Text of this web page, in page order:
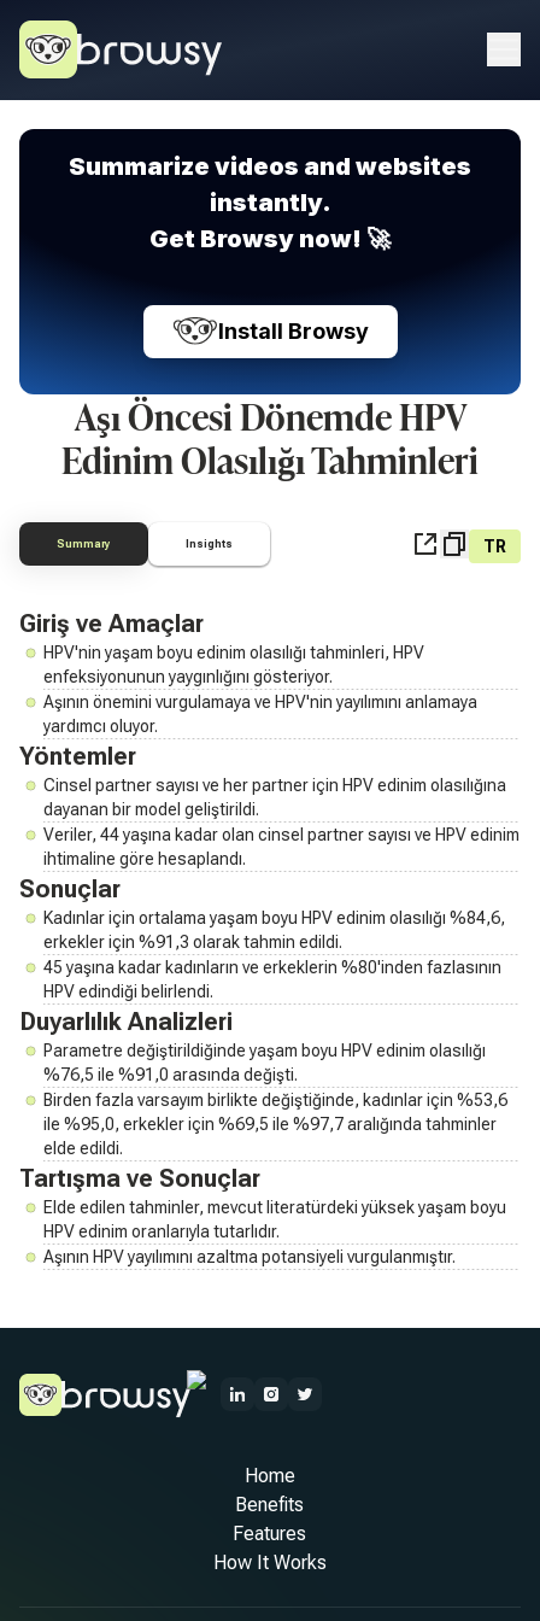
Summarize videos and websites
instantly.
Get Browsy now! 🚀
Install Browsy
Aşı Öncesi Dönemde HPV
Edinim Olasılığı Tahminleri
Summary Insights TR
Giriş ve Amaçlar
HPV'nin yaşam boyu edinim olasılığı tahminleri, HPV
enfeksiyonunun yaygınlığını gösteriyor.
Aşının önemini vurgulamaya ve HPV'nin yayılımını anlamaya
yardımcı oluyor.
Yöntemler
Cinsel partner sayısı ve her partner için HPV edinim olasılığına
dayanan bir model geliştirildi.
Veriler, 44 yaşına kadar olan cinsel partner sayısı ve HPV edinim
ihtimaline göre hesaplandı.
Sonuçlar
Kadınlar için ortalama yaşam boyu HPV edinim olasılığı %84,6,
erkekler için %91,3 olarak tahmin edildi.
45 yaşına kadar kadınların ve erkeklerin %80'inden fazlasının
HPV edindiği belirlendi.
Duyarlılık Analizleri
Parametre değiştirildiğinde yaşam boyu HPV edinim olasılığı
%76,5 ile %91,0 arasında değişti.
Birden fazla varsayım birlikte değiştiğinde, kadınlar için %53,6
ile %95,0, erkekler için %69,5 ile %97,7 aralığında tahminler
elde edildi.
Tartışma ve Sonuçlar
Elde edilen tahminler, mevcut literatürdeki yüksek yaşam boyu
HPV edinim oranlarıyla tutarlıdır.
Aşının HPV yayılımını azaltma potansiyeli vurgulanmıştır.
Home
Benefits
Features
How It Works